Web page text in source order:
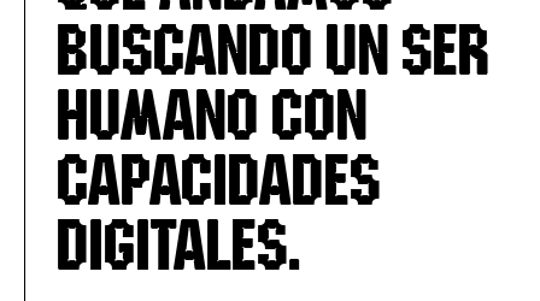
buscando un ser
humano con
capacidades
digitales.